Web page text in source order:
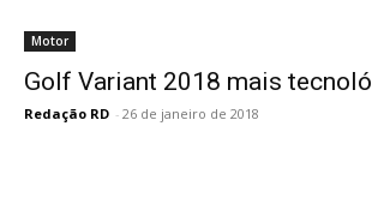
Motor
Golf Variant 2018 mais
Redação RD - 26 de janeiro de 2018